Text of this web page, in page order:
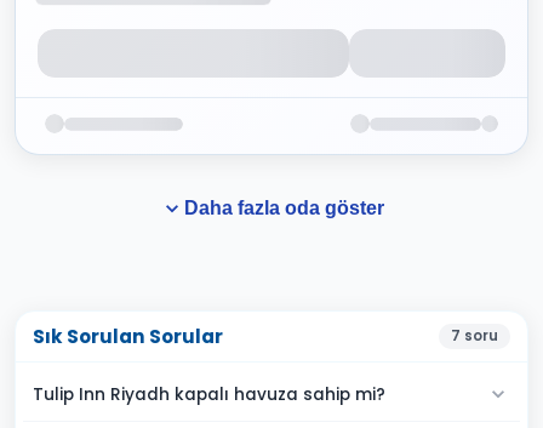
Daha fazla oda göster
Sık Sorulan Sorular 7 soru
Tulip Inn Riyadh kapalı havuza sahip mi?